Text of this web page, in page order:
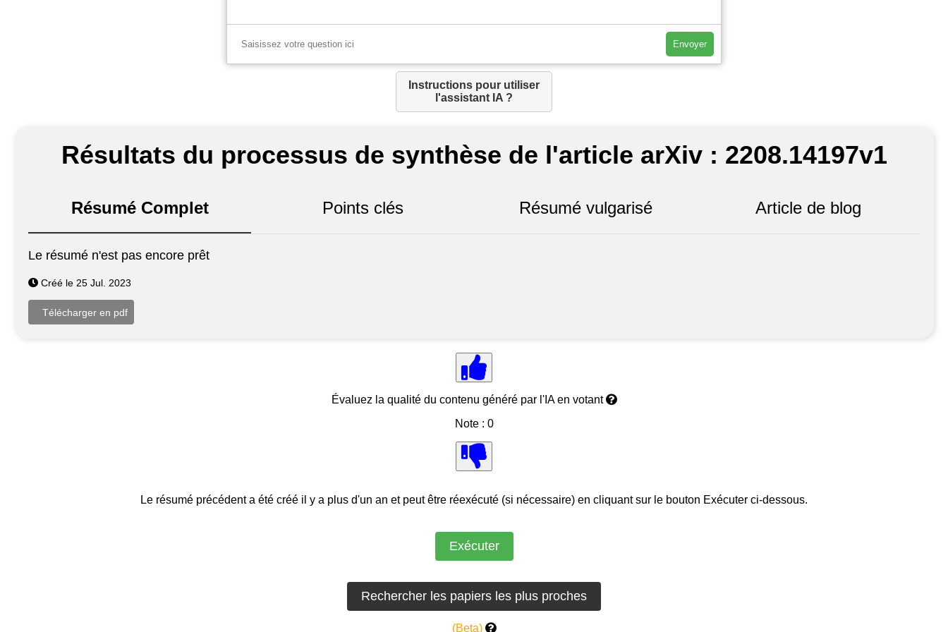
Envoyer
Instructions pour utiliser
l'assistant IA ?
Résultats du processus de synthèse de l'article arXiv : 2208.14197v1
Résumé Complet Points clés Résumé vulgarisé Article de blog
Le résumé n'est pas encore prêt
Créé le 25 Jul. 2023
Évaluez la qualité du contenu généré par l'IA en votant
Note : 0
Le résumé précédent a été créé il y a plus d'un an et peut être réexécuté (si nécessaire) en cliquant sur le bouton Exécuter ci-dessous.
(Beta)